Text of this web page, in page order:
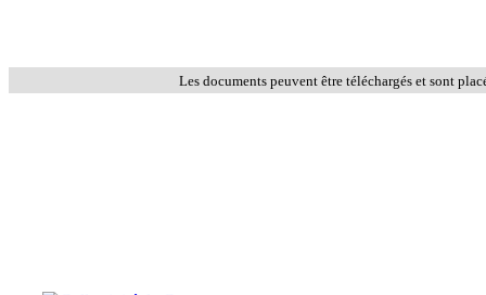
Les documents peuvent être téléchargés et sont